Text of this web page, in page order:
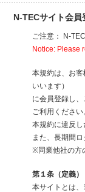
N-TECサイト会
ご注意： N-
Notice: Please
本規約は、お
いいます）
に会員登録し
ご利用ください
本規約に違反し
また、長期間
※同業他社の方
第１条（定義）
本サイトとは、